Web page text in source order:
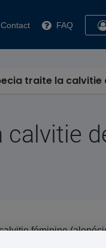
Contact FAQ
traite la calvitie
calvitie
féminine